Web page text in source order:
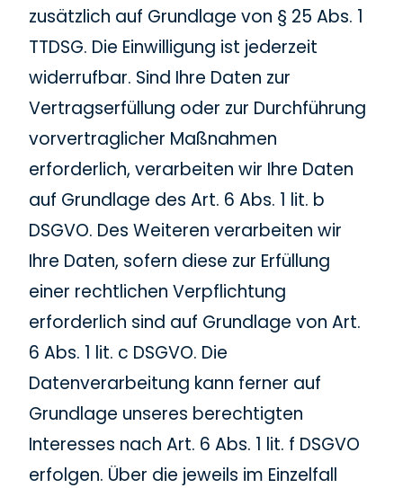
zusätzlich auf Grundlage von § 25 Abs. 1
TTDSG. Die Einwilligung ist jederzeit
widerrufbar. Sind Ihre Daten zur
Vertragserfüllung oder zur Durchführung
vorvertraglicher Maßnahmen
erforderlich, verarbeiten wir Ihre Daten
auf Grundlage des Art. 6 Abs. 1 lit. b
DSGVO. Des Weiteren verarbeiten wir
Ihre Daten, sofern diese zur Erfüllung
einer rechtlichen Verpflichtung
erforderlich sind auf Grundlage von Art.
6 Abs. 1 lit. c DSGVO. Die
Datenverarbeitung kann ferner auf
Grundlage unseres berechtigten
Interesses nach Art. 6 Abs. 1 lit. f DSGVO
erfolgen. Über die jeweils im Einzelfall